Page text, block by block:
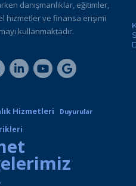
danışmanlıklar, eğitimler,
hizmetler ve finansa erişimi
kullanmaktadır.
Hizmetleri Duyurular